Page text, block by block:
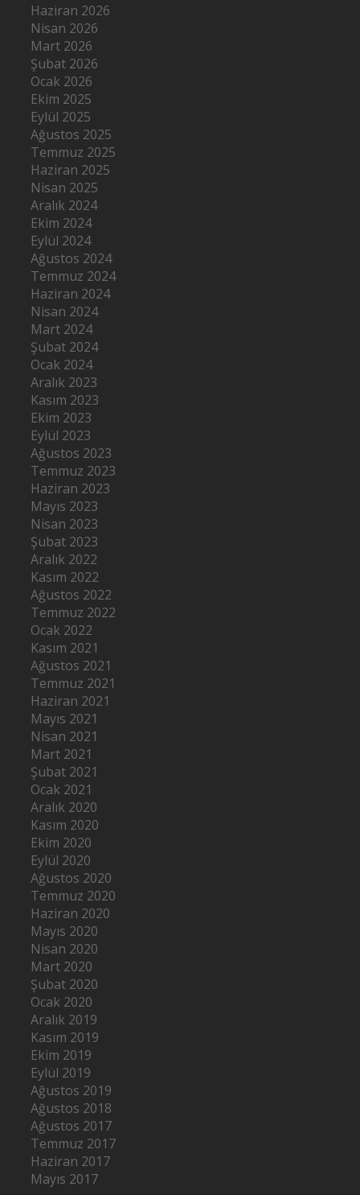
Haziran 2026
Nisan 2026
Mart 2026
Şubat 2026
Ocak 2026
Ekim 2025
Eylül 2025
Ağustos 2025
Temmuz 2025
Haziran 2025
Nisan 2025
Aralık 2024
Ekim 2024
Eylül 2024
Ağustos 2024
Temmuz 2024
Haziran 2024
Nisan 2024
Mart 2024
Şubat 2024
Ocak 2024
Aralık 2023
Kasım 2023
Ekim 2023
Eylül 2023
Ağustos 2023
Temmuz 2023
Haziran 2023
Mayıs 2023
Nisan 2023
Şubat 2023
Aralık 2022
Kasım 2022
Ağustos 2022
Temmuz 2022
Ocak 2022
Kasım 2021
Ağustos 2021
Temmuz 2021
Haziran 2021
Mayıs 2021
Nisan 2021
Mart 2021
Şubat 2021
Ocak 2021
Aralık 2020
Kasım 2020
Ekim 2020
Eylül 2020
Ağustos 2020
Temmuz 2020
Haziran 2020
Mayıs 2020
Nisan 2020
Mart 2020
Şubat 2020
Ocak 2020
Aralık 2019
Kasım 2019
Ekim 2019
Eylül 2019
Ağustos 2019
Ağustos 2018
Ağustos 2017
Temmuz 2017
Haziran 2017
Mayıs 2017